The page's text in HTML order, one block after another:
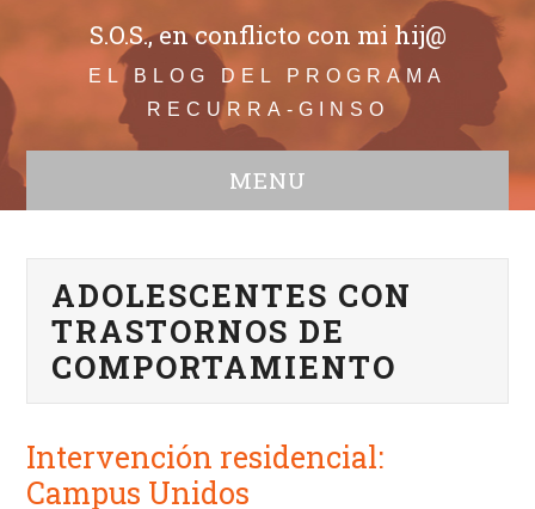
S.O.S., en conflicto con mi hij@
EL BLOG DEL PROGRAMA
RECURRA-GINSO
MENU
Todos
Adolescentes
Comunicación
Educación
Bullying
Familia en conflicto
Crisis de convivencia
ADOLESCENTES CON
TRASTORNOS DE
COMPORTAMIENTO
Intervención residencial:
Campus Unidos